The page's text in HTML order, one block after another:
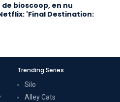
bioscoop, en nu
'Final Destination:
Trending Series
Silo
Alley Cats